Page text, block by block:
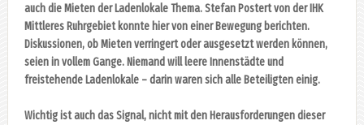
auch die Mieten der Ladenlokale Thema. Stefan Postert von der IHK
Mittleres Ruhrgebiet konnte hier von einer Bewegung berichten.
Diskussionen, ob Mieten verringert oder ausgesetzt werden können,
seien in vollem Gange. Niemand will leere Innenstädte und
freistehende Ladenlokale – darin waren sich alle Beteiligten einig.
Wichtig ist auch das Signal, nicht mit den Herausforderungen dieser